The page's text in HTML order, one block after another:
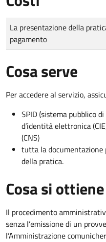
Tipo di pagamento
Importo
La presentazione della
pagamento
Cosa serve
Per accedere al servizio,
SPID (sistema pubblico
d’identità elettronica
(CNS)
tutta la documentazione
della pratica.
Cosa si ottiene
Il procedimento
senza l’emissione di un
l’Amministrazione